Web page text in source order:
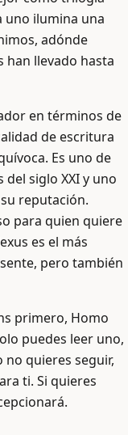
uno ilumina una
adónde
han llevado hasta
en términos de
de escritura
Es uno de
siglo XXI y uno
reputación.
para quien quiere
es el más
pero también
primero, Homo
puedes leer uno,
no quieres seguir,
ti. Si quieres